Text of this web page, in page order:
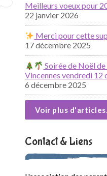
Meilleurs voeux pour
22 janvier 2026
Merci pour cette
17 décembre 2025
Soirée de Noël de
Vincennes vendredi 12
6 décembre 2025
Voir plus
Contact & Liens